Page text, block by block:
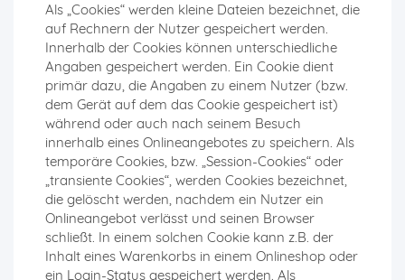
Als „Cookies“ werden kleine Dateien bezeichnet, die
auf Rechnern der Nutzer gespeichert werden.
Innerhalb der Cookies können unterschiedliche
Angaben gespeichert werden. Ein Cookie dient
primär dazu, die Angaben zu einem Nutzer (bzw.
dem Gerät auf dem das Cookie gespeichert ist)
während oder auch nach seinem Besuch
innerhalb eines Onlineangebotes zu speichern. Als
temporäre Cookies, bzw. „Session-Cookies“ oder
„transiente Cookies“, werden Cookies bezeichnet,
die gelöscht werden, nachdem ein Nutzer ein
Onlineangebot verlässt und seinen Browser
schließt. In einem solchen Cookie kann z.B. der
Inhalt eines Warenkorbs in einem Onlineshop oder
ein Login-Status gespeichert werden. Als